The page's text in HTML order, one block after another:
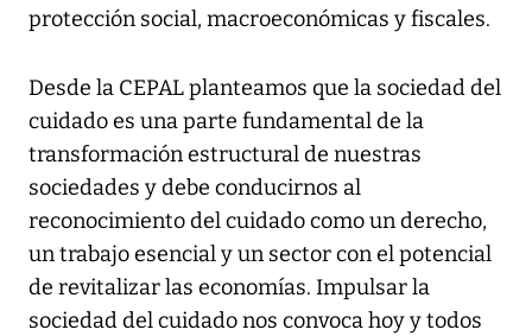
protección social, macroeconómicas y fiscales.
Desde la CEPAL planteamos que la sociedad del
cuidado es una parte fundamental de la
transformación estructural de nuestras
sociedades y debe conducirnos al
reconocimiento del cuidado como un derecho,
un trabajo esencial y un sector con el potencial
de revitalizar las economías. Impulsar la
sociedad del cuidado nos convoca hoy y todos